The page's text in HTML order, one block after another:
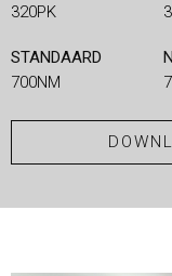
320PK
STANDAARD
700NM